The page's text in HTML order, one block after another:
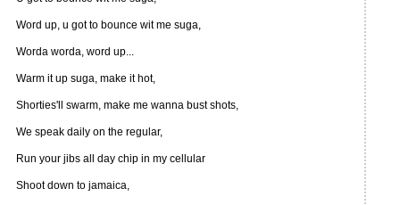
Word up, u got to bounce wit me suga,
Worda worda, word up...
Warm it up suga, make it hot,
Shorties'll swarm, make me wanna bust shots,
We speak daily on the regular,
Run your jibs all day chip in my cellular
Shoot down to jamaica,